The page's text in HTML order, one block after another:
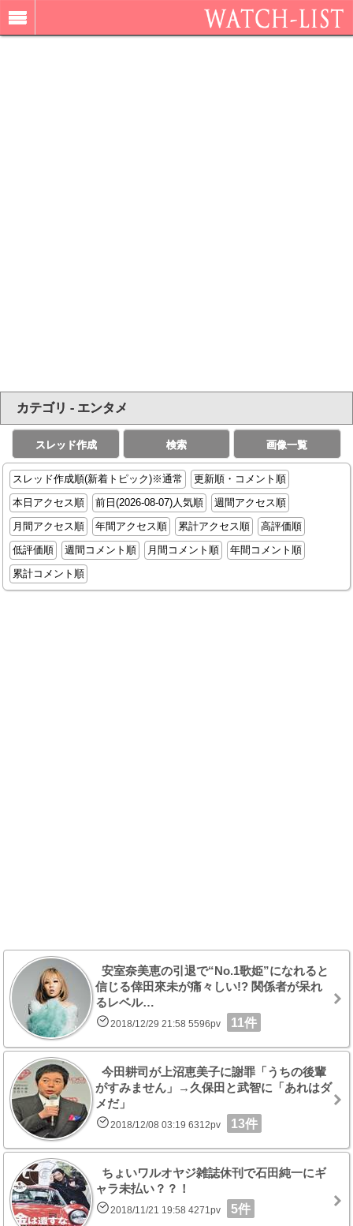
カテゴリ - エンタメ
スレッド作成 検索 画像一覧
スレッド作成順(新着トピック)※通常
更新順・コメント順
本日アクセス順
前日(2026-08-07)人気順
週間アクセス順
月間アクセス順
年間アクセス順 累計アクセス順
高評価順
低評価順
週間コメント順 月間コメント順
年間コメント順
累計コメント順
安室奈美恵の引退で“No.1歌姫”になれると
信じる倖田來未が痛々しい!? 関係者が呆れ
るレベル…
2018/12/29 21:58 5596pv 11件
今田耕司が上沼恵美子に謝罪「うちの後輩
がすみません」→久保田と武智に「あれはダ
メだ」
2018/12/08 03:19 6312pv 13件
ちょいワルオヤジ雑誌休刊で石田純一にギ
ャラ未払い？？！
2018/11/21 19:58 4271pv 5件